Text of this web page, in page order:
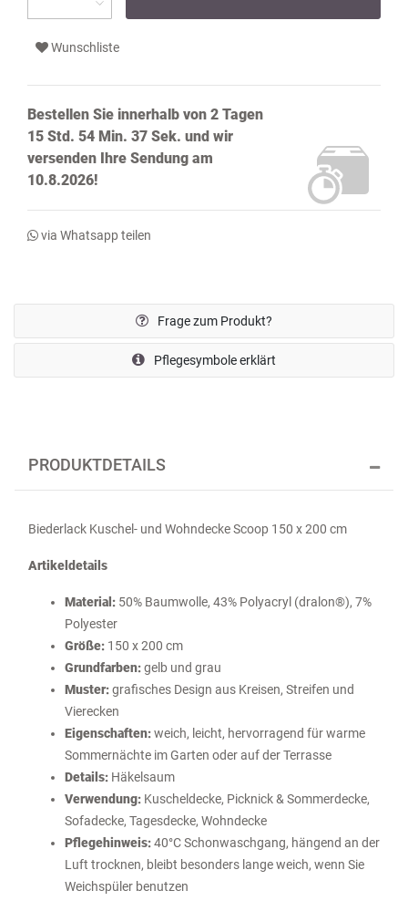
Wunschliste
Bestellen Sie innerhalb von 2 Tagen
15 Std. 54 Min. 37 Sek. und wir
versenden Ihre Sendung am
10.8.2026!
via Whatsapp teilen
Frage zum Produkt?
Pflegesymbole erklärt
PRODUKTDETAILS
Biederlack Kuschel- und Wohndecke Scoop 150 x 200 cm
Artikeldetails
Material: 50% Baumwolle, 43% Polyacryl (dralon®), 7%
Polyester
Größe: 150 x 200 cm
Grundfarben:gelb und grau
Muster:grafisches Design aus Kreisen, Streifen und
Vierecken
Eigenschaften:weich, leicht, hervorragend für warme
Sommernächte im Garten oder auf der Terrasse
Details: Häkelsaum
Verwendung: Kuscheldecke, Picknick & Sommerdecke,
Sofadecke, Tagesdecke, Wohndecke
Pflegehinweis:40°C Schonwaschgang, hängend an der
Luft trocknen, bleibt besonders lange weich, wenn Sie
Weichspüler benutzen